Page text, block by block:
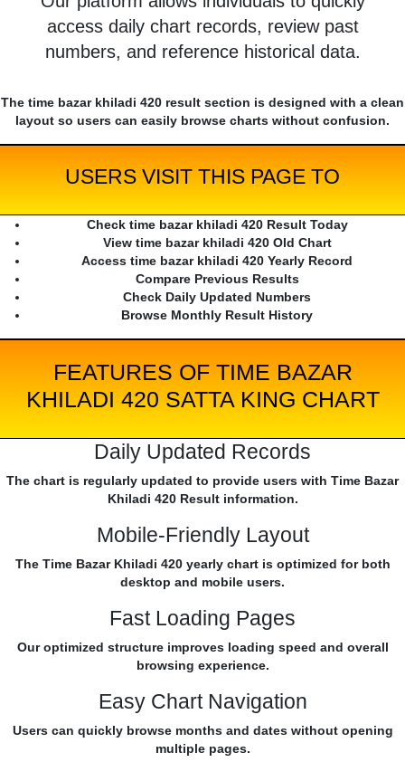
access daily chart records, review past
numbers, and reference historical data.
The time bazar khiladi 420 result section is designed with a clean
layout so users can easily browse charts without confusion.
USERS VISIT THIS PAGE TO
Check time bazar khiladi 420 Result Today
View time bazar khiladi 420 Old Chart
Access time bazar khiladi 420 Yearly Record
Compare Previous Results
Check Daily Updated Numbers
Browse Monthly Result History
FEATURES OF TIME BAZAR
KHILADI 420 SATTA KING CHART
Daily Updated Records
The chart is regularly updated to provide users with Time Bazar
Khiladi 420 Result information.
Mobile-Friendly Layout
The Time Bazar Khiladi 420 yearly chart is optimized for both
desktop and mobile users.
Fast Loading Pages
Our optimized structure improves loading speed and overall
browsing experience.
Easy Chart Navigation
Users can quickly browse months and dates without opening
multiple pages.